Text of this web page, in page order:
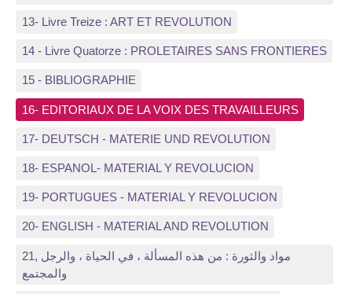
13- Livre Treize : ART ET REVOLUTION
14 - Livre Quatorze : PROLETAIRES SANS FRONTIERES
15 - BIBLIOGRAPHIE
16- EDITORIAUX DE LA VOIX DES TRAVAILLEURS
17- DEUTSCH - MATERIE UND REVOLUTION
18- ESPANOL- MATERIAL Y REVOLUCION
19- PORTUGUES - MATERIAL Y REVOLUCION
20- ENGLISH - MATERIAL AND REVOLUTION
21, مواد والثورة : من هذه المسألة ، في الحياة ، والرجل
والمجتمع